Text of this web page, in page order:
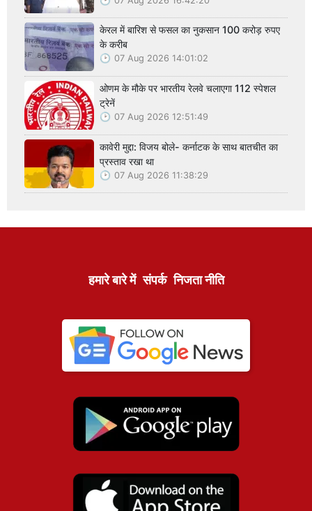
केरल में बारिश से फसल का नुकसान 100 करोड़ रुपए
के करीब
07 Aug 2026 14:01:02
ओणम के मौके पर भारतीय रेलवे चलाएगा 112 स्पेशल
ट्रेनें
07 Aug 2026 12:51:49
कावेरी मुद्दा: विजय बोले- कर्नाटक के साथ बातचीत का
प्रस्ताव रखा था
07 Aug 2026 11:38:29
हमारे बारे में संपर्क निजता नीति